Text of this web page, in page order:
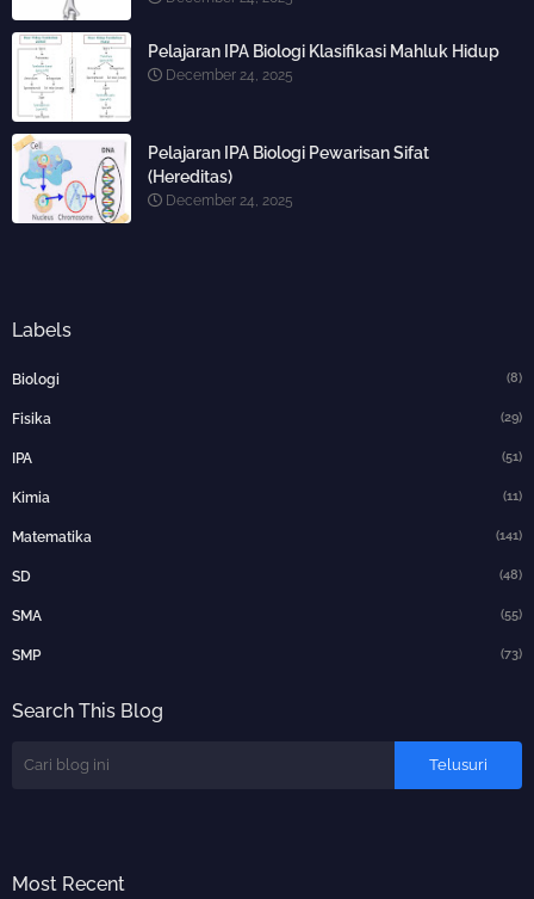
Pelajaran IPA Biologi Klasifikasi Mahluk Hidup
December 24, 2025
Pelajaran IPA Biologi Pewarisan Sifat
(Hereditas)
December 24, 2025
Labels
Biologi (8)
Fisika (29)
IPA (51)
Kimia (11)
Matematika (141)
SD (48)
SMA (55)
SMP (73)
Search This Blog
Most Recent